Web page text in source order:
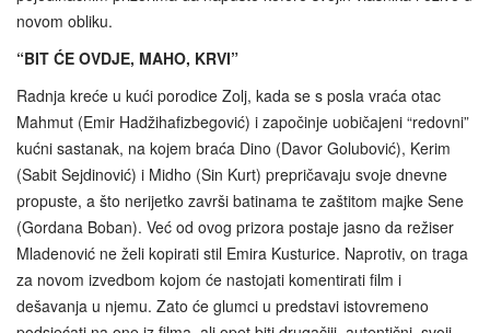
novom obliku.
“BIT ĆE OVDJE, MAHO, KRVI”
Radnja kreće u kući porodice Zolj, kada se s posla vraća otac
Mahmut (Emir Hadžihafizbegović) i započinje uobičajeni “redovni”
kućni sastanak, na kojem braća Dino (Davor Golubović), Kerim
(Sabit Sejdinović) i Midho (Sin Kurt) prepričavaju svoje dnevne
propuste, a što nerijetko završi batinama te zaštitom majke Sene
(Gordana Boban). Već od ovog prizora postaje jasno da režiser
Mladenović ne želi kopirati stil Emira Kusturice. Naprotiv, on traga
za novom izvedbom kojom će nastojati komentirati film i
dešavanja u njemu. Zato će glumci u predstavi istovremeno